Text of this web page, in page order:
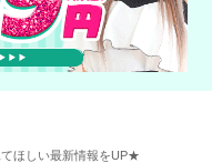
ほしい最新情報をUP★